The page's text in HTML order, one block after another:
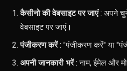
कैसीनो की वेबसाइट पर जाएं: अपने
वेबसाइट पर जाएं।
पंजीकरण करें: "पंजीकरण करें" या
अपनी जानकारी भरें: नाम, ईमेल और